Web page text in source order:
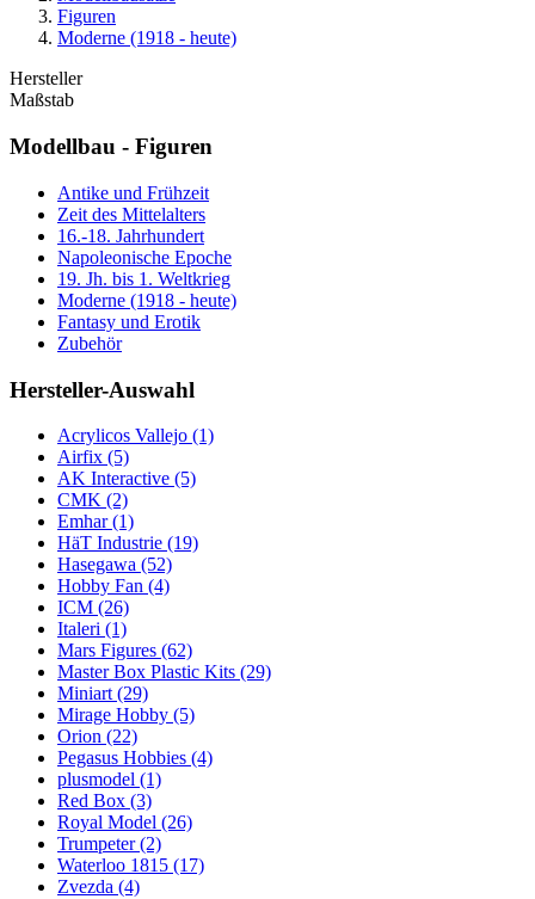
Figuren
Moderne (1918 - heute)
Hersteller
Maßstab
Modellbau - Figuren
Antike und Frühzeit
Zeit des Mittelalters
16.-18. Jahrhundert
Napoleonische Epoche
19. Jh. bis 1. Weltkrieg
Moderne (1918 - heute)
Fantasy und Erotik
Zubehör
Hersteller-Auswahl
Acrylicos Vallejo (1)
Airfix (5)
AK Interactive (5)
CMK (2)
Emhar(1)
HäT Industrie (19)
Hasegawa (52)
Hobby Fan (4)
ICM (26)
Italeri (1)
Mars Figures (62)
Master Box Plastic Kits (29)
Miniart (29)
Mirage Hobby (5)
Orion (22)
Pegasus Hobbies (4)
plusmodel (1)
Red Box (3)
Royal Model (26)
Trumpeter(2)
Waterloo 1815 (17)
Zvezda (4)